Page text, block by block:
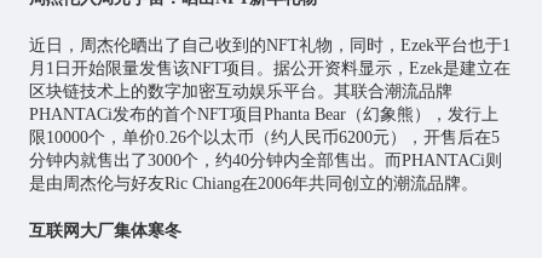
近日，周杰伦晒出了自己收到的NFT礼物，同时，Ezek平台也于1
月1日开始限量发售该NFT项目。据公开资料显示，Ezek是建立在
区块链技术上的数字加密互动娱乐平台。其联合潮流品牌
PHANTACi发布的首个NFT项目Phanta Bear（幻象熊），发行上
限10000个，单价0.26个以太币（约人民币6200元），开售后在5
分钟内就售出了3000个，约40分钟内全部售出。而PHANTACi则
是由周杰伦与好友Ric Chiang在2006年共同创立的潮流品牌。
互联网大厂集体寒冬